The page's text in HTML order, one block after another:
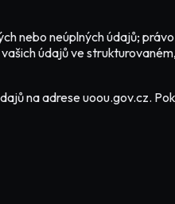
nebo neúplných údajů;
údajů ve
na adrese uoou.gov.cz.